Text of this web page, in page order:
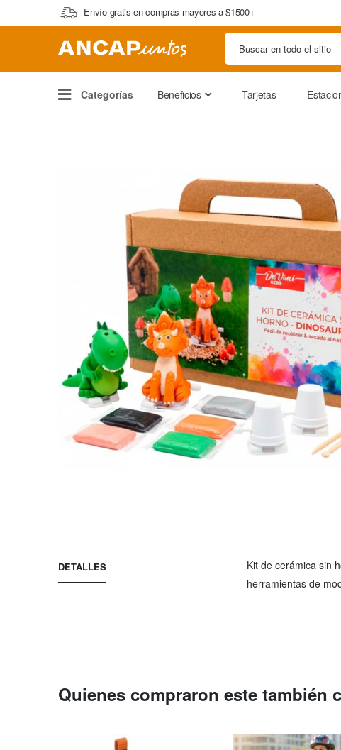
Envío gratis en compras mayores a $1500+
Categorías Beneficios Tarjetas
de
la
DETALLES
Kit de cerámica sin
herramientas de
Quienes compraron este también